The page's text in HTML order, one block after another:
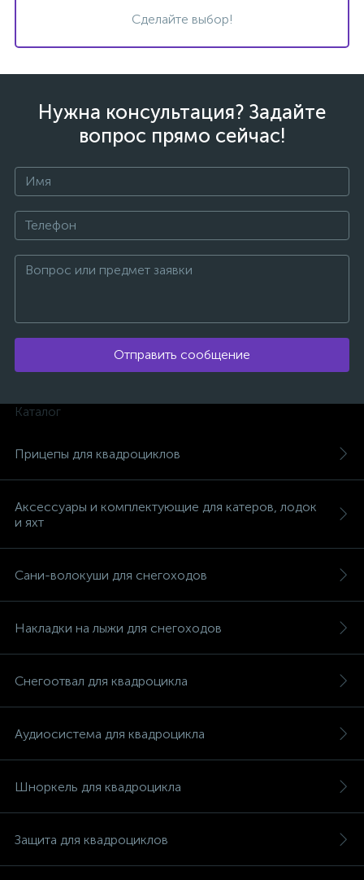
Сделайте выбор!
Нужна консультация? Задайте
вопрос прямо сейчас!
Отправить сообщение
Каталог
Прицепы для квадроциклов
Аксессуары и комплектующие для катеров, лодок
и яхт
Сани-волокуши для снегоходов
Накладки на лыжи для снегоходов
Снегоотвал для квадроцикла
Аудиосистема для квадроцикла
Шноркель для квадроцикла
Защита для квадроциклов